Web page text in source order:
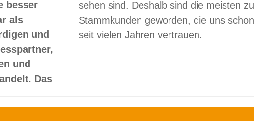
besser
als
und
und
Das
sehen sind. Deshalb sind die meisten zu
Stammkunden geworden, die uns schon
seit vielen Jahren vertrauen.